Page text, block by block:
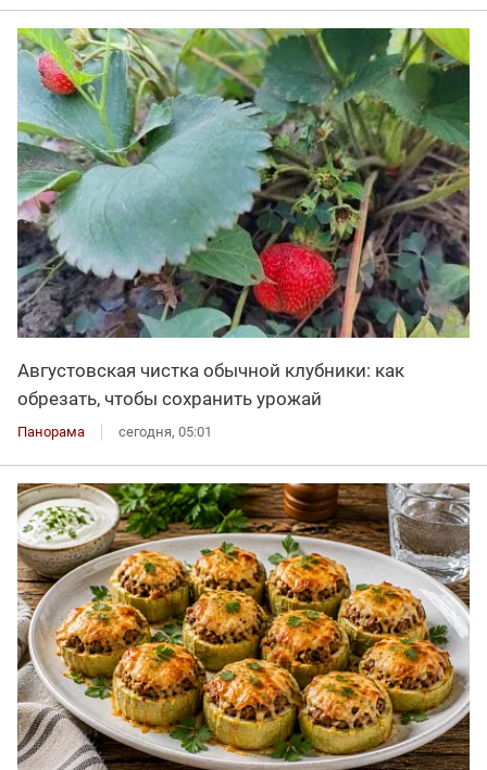
Августовская чистка обычной клубники: как
обрезать, чтобы сохранить урожай
Панорама сегодня, 05:01